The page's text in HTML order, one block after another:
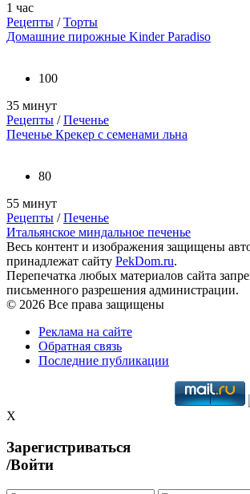
1 час
Рецепты /Торты
Домашние пирожные Kinder Paradiso
100
35 минут
Рецепты /Печенье
Печенье Крекер с семенами льна
80
55 минут
Рецепты /Печенье
Итальянское миндальное печенье
Весь контент и изображения защищены
принадлежат сайту PekDom.ru.
Перепечатка любых материалов сайта
письменного разрешения администрации.
© 2026 Все права защищены
Реклама на сайте
Обратная связь
Последние публикации
X
Зарегистриваться
/Войти